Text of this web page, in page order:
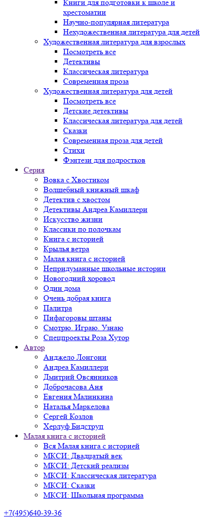
Книги для подготовки к школе и
хрестоматии
Научно-популярная литература
Нехудожественная литература для детей
Художественная литература для взрослых
Посмотреть все
Детективы
Классическая литература
Современная проза
Художественная литература для детей
Посмотреть все
Детские детективы
Классическая литература для детей
Сказки
Современная проза для детей
Стихи
Фэнтези для подростков
Серия
Вовка с Хвостиком
Волшебный книжный шкаф
Детектив с хвостом
Детективы Андреа Камиллери
Искусство жизни
Классики по полочкам
Книга с историей
Крылья ветра
Малая книга с историей
Непридуманные школьные истории
Новогодний хоровод
Один дома
Очень добрая книга
Палитра
Пифагоровы штаны
Смотрю. Играю. Узнаю
Спецпроекты Роза Хутор
Автор
Анджело Лонгони
Андреа Камиллери
Дмитрий Овсянников
Доброчасова Аня
Евгения Малинкина
Наталья Маркелова
Сергей Козлов
Херлуф Бидструп
Малая книга с историей
Вся Малая книга с историей
МКСИ: Двадцатый век
МКСИ: Детский реализм
МКСИ: Классическая литература
МКСИ: Сказки
МКСИ: Школьная программа
+7(495)640-39-36